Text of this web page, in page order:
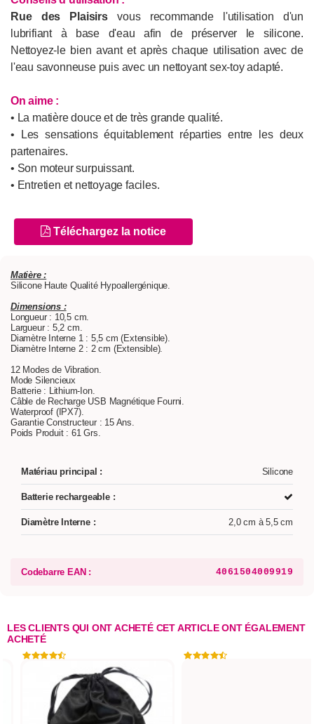
Rue des Plaisirsvous recommande l'utilisation d'un
lubrifiant à base d'eau afin de préserver le silicone.
Nettoyez-le bien avant et après chaque utilisation avec de
l'eau savonneuse puis avec un nettoyant sex-toy adapté.
On aime :
• La matière douce et de très grande qualité.
• Les sensations équitablement réparties entre les deux
partenaires.
• Son moteur surpuissant.
• Entretien et nettoyage faciles.
Téléchargez la notice
Matière :
Silicone Haute Qualité Hypoallergénique.
Dimensions :
Longueur : 10,5 cm.
Largueur : 5,2 cm.
Diamètre Interne 1 : 5,5 cm (Extensible).
Diamètre Interne 2 : 2 cm (Extensible).
12 Modes de Vibration.
Mode Silencieux
Batterie : Lithium-Ion.
Câble de Recharge USB Magnétique Fourni.
Waterproof (IPX7).
Garantie Constructeur : 15 Ans.
Poids Produit : 61 Grs.
Matériau principal : Silicone
Batterie rechargeable :
Diamètre Interne : 2,0 cm à 5,5 cm
Codebarre EAN : 4061504009919
LES CLIENTS QUI ONT ACHETÉ CET ARTICLE ONT ÉGALEMENT
ACHETÉ